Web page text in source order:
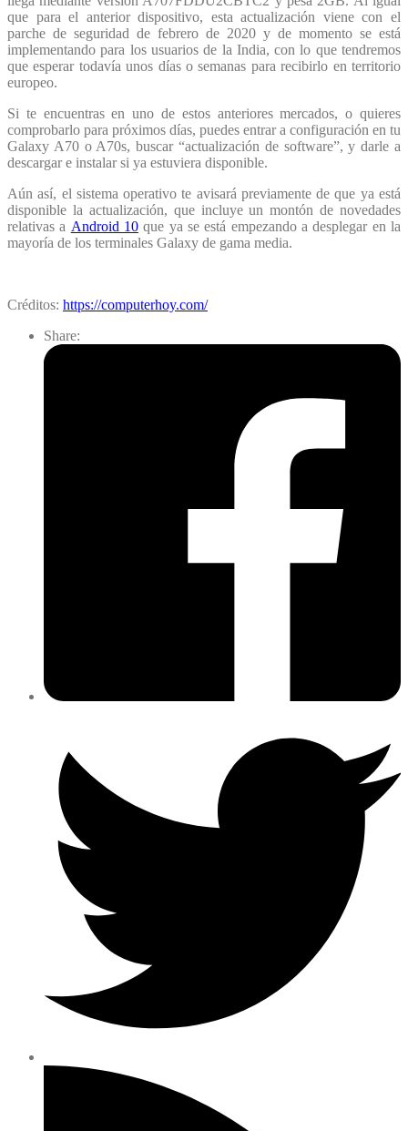
que para el anterior dispositivo, esta actualización viene con el
parche de seguridad de febrero de 2020 y de momento se está
implementando para los usuarios de la India, con lo que tendremos
que esperar todavía unos días o semanas para recibirlo en territorio
europeo.
Si te encuentras en uno de estos anteriores mercados, o quieres
comprobarlo para próximos días, puedes entrar a configuración en tu
Galaxy A70 o A70s, buscar “actualización de software”, y darle a
descargar e instalar si ya estuviera disponible.
Aún así, el sistema operativo te avisará previamente de que ya está
disponible la actualización, que incluye un montón de novedades
relativas a Android 10 que ya se está empezando a desplegar en la
mayoría de los terminales Galaxy de gama media.
Créditos: https://computerhoy.com/
Share: